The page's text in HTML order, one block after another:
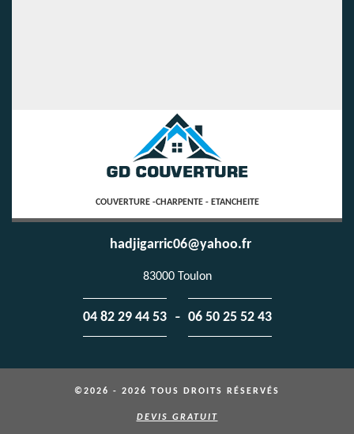
COUVERTURE -CHARPENTE - ETANCHEITE
hadjigarric06@yahoo.fr
83000 Toulon
04 82 29 44 53 - 06 50 25 52 43
©2026 - 2026 TOUS DROITS RÉSERVÉS
DEVIS GRATUIT